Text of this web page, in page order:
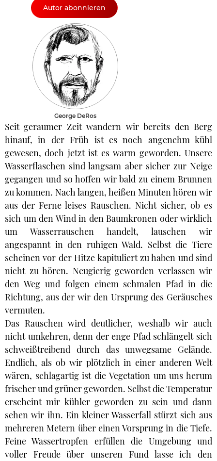
Autor abonnieren
George DeRos
Seit geraumer Zeit wandern wir bereits den Berg
hinauf, in der Früh ist es noch angenehm kühl
gewesen, doch jetzt ist es warm geworden. Unsere
Wasserflaschen sind langsam aber sicher zur Neige
gegangen und so hoffen wir bald zu einem Brunnen
zu kommen. Nach langen, heißen Minuten hören wir
aus der Ferne leises Rauschen. Nicht sicher, ob es
sich um den Wind in den Baumkronen oder wirklich
um Wasserrauschen handelt, lauschen wir
angespannt in den ruhigen Wald. Selbst die Tiere
scheinen vor der Hitze kapituliert zu haben und sind
nicht zu hören. Neugierig geworden verlassen wir
den Weg und folgen einem schmalen Pfad in die
Richtung, aus der wir den Ursprung des Geräusches
vermuten.
Das Rauschen wird deutlicher, weshalb wir auch
nicht umkehren, denn der enge Pfad schlängelt sich
schweißtreibend durch das unwegsame Gelände.
Endlich, als ob wir plötzlich in einer anderen Welt
wären, schlagartig ist die Vegetation um uns herum
frischer und grüner geworden. Selbst die Temperatur
erscheint mir kühler geworden zu sein und dann
sehen wir ihn. Ein kleiner Wasserfall stürzt sich aus
mehreren Metern über einen Vorsprung in die Tiefe.
Feine Wassertropfen erfüllen die Umgebung und
voller Freude über unseren Fund lasse ich den